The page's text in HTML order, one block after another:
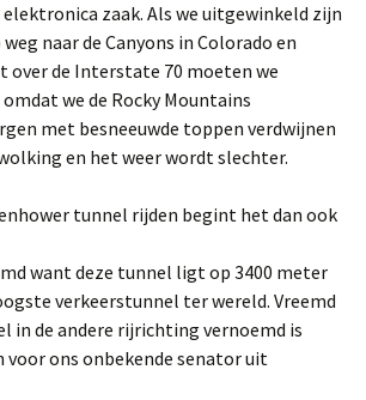
elektronica zaak. Als we uitgewinkeld zijn
naar de Canyons in Colorado en
over de Interstate 70 moeten we
we de Rocky Mountains
met besneeuwde toppen verdwijnen
en het weer wordt slechter.
tunnel rijden begint het dan ook
want deze tunnel ligt op 3400 meter
verkeerstunnel ter wereld. Vreemd
in de andere rijrichting vernoemd is
voor ons onbekende senator uit